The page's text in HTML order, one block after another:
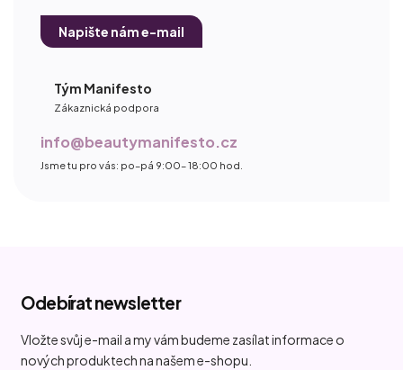
Napište nám e-mail
Tým Manifesto
Zákaznická podpora
info@beautymanifesto.cz
Jsme tu pro vás: po–pá 9:00– 18:00 hod.
Odebírat newsletter
Vložte svůj e-mail a my vám budeme zasílat informace o
nových produktech na našem e-shopu.